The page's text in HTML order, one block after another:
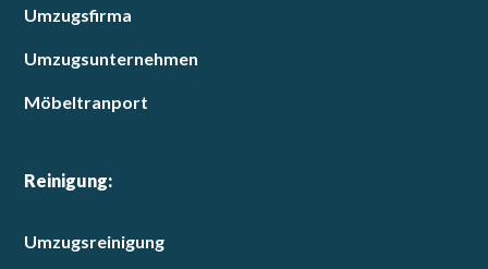
Umzugsfirma
Umzugsunternehmen
Möbeltranport
Reinigung:
Umzugsreinigung